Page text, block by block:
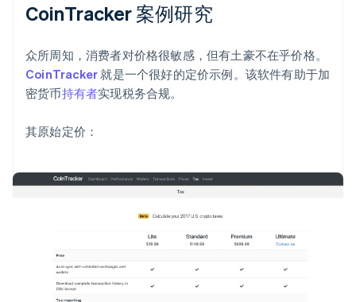
CoinTracker 案例研究
众所周知，消费者对价格很敏感，但有土豪不在乎价格。
CoinTracker就是一个很好的定价示例。该软件有助于加
密货币持有者实现税务合规。
其原始定价：